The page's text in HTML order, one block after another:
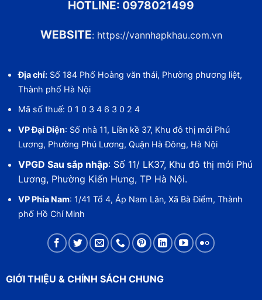
HOTLINE: 0978021499
WEBSITE: https://vannhapkhau.com.vn
Địa chỉ:Số 184 Phố Hoàng văn thái, Phường phương liệt,
Thành phố Hà Nội
Mã số thuế: 0 1 0 3 4 6 3 0 2 4
VP Đại Diện: Số nhà 11, Liền kề 37, Khu đô thị mới Phú
Lương, Phường Phú Lương, Quận Hà Đông, Hà Nội
VPGD Sau sắp nhập: Số 11/ LK37, Khu đô thị mới Phú
Lương, Phường Kiến Hưng, TP Hà Nội.
VP Phía Nam: 1/41 Tổ 4, Áp Nam Lân, Xã Bà Điểm, Thành
phố Hồ Chí Minh
GIỚI THIỆU & CHÍNH SÁCH CHUNG